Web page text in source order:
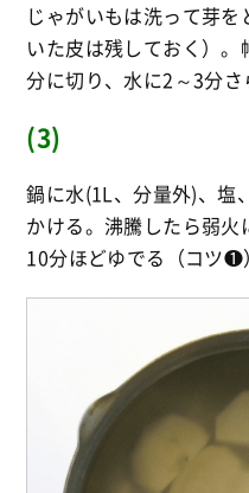
じゃがいもは洗って芽
いた皮は残しておく）
分に切り、水に2～3分さ
(3)
鍋に水(1L、分量外)、塩
かける。沸騰したら弱火
10分ほどゆでる（コツ❶